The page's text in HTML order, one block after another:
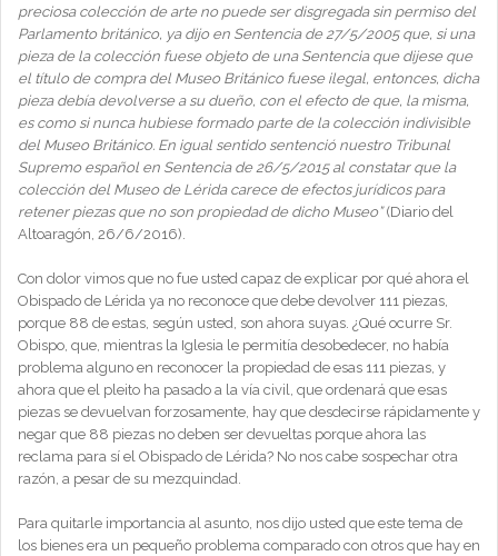
preciosa colección de arte no puede ser disgregada sin permiso del
Parlamento británico, ya dijo en Sentencia de 27/5/2005 que, si una
pieza de la colección fuese objeto de una Sentencia que dijese que
el título de compra del Museo Británico fuese ilegal, entonces, dicha
pieza debía devolverse a su dueño, con el efecto de que, la misma,
es como si nunca hubiese formado parte de la colección indivisible
del Museo Británico. En igual sentido sentenció nuestro Tribunal
Supremo español en Sentencia de 26/5/2015 al constatar que la
colección del Museo de Lérida carece de efectos jurídicos para
retener piezas que no son propiedad de dicho Museo”(Diario del
Altoaragón, 26/6/2016).
Con dolor vimos que no fue usted capaz de explicar por qué ahora el
Obispado de Lérida ya no reconoce que debe devolver 111 piezas,
porque 88 de estas, según usted, son ahora suyas. ¿Qué ocurre Sr.
Obispo, que, mientras la Iglesia le permitía desobedecer, no había
problema alguno en reconocer la propiedad de esas 111 piezas, y
ahora que el pleito ha pasado a la vía civil, que ordenará que esas
piezas se devuelvan forzosamente, hay que desdecirse rápidamente y
negar que 88 piezas no deben ser devueltas porque ahora las
reclama para sí el Obispado de Lérida? No nos cabe sospechar otra
razón, a pesar de su mezquindad.
Para quitarle importancia al asunto, nos dijo usted que este tema de
los bienes era un pequeño problema comparado con otros que hay en